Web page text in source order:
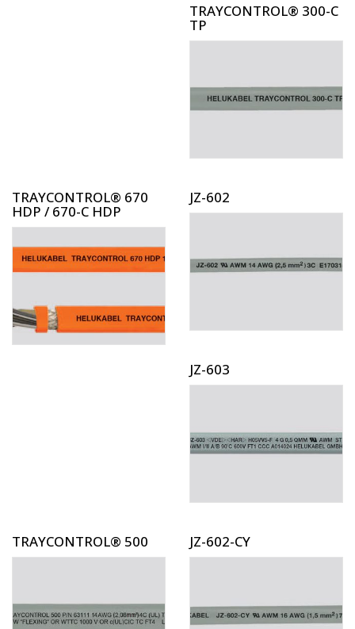
TRAYCONTROL® 300-C
TP
TRAYCONTROL® 670
HDP / 670-C HDP
JZ-602
JZ-603
TRAYCONTROL® 500 JZ-602-CY